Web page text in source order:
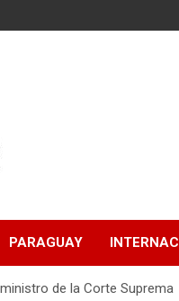
PARAGUAY
de la Corte Suprema